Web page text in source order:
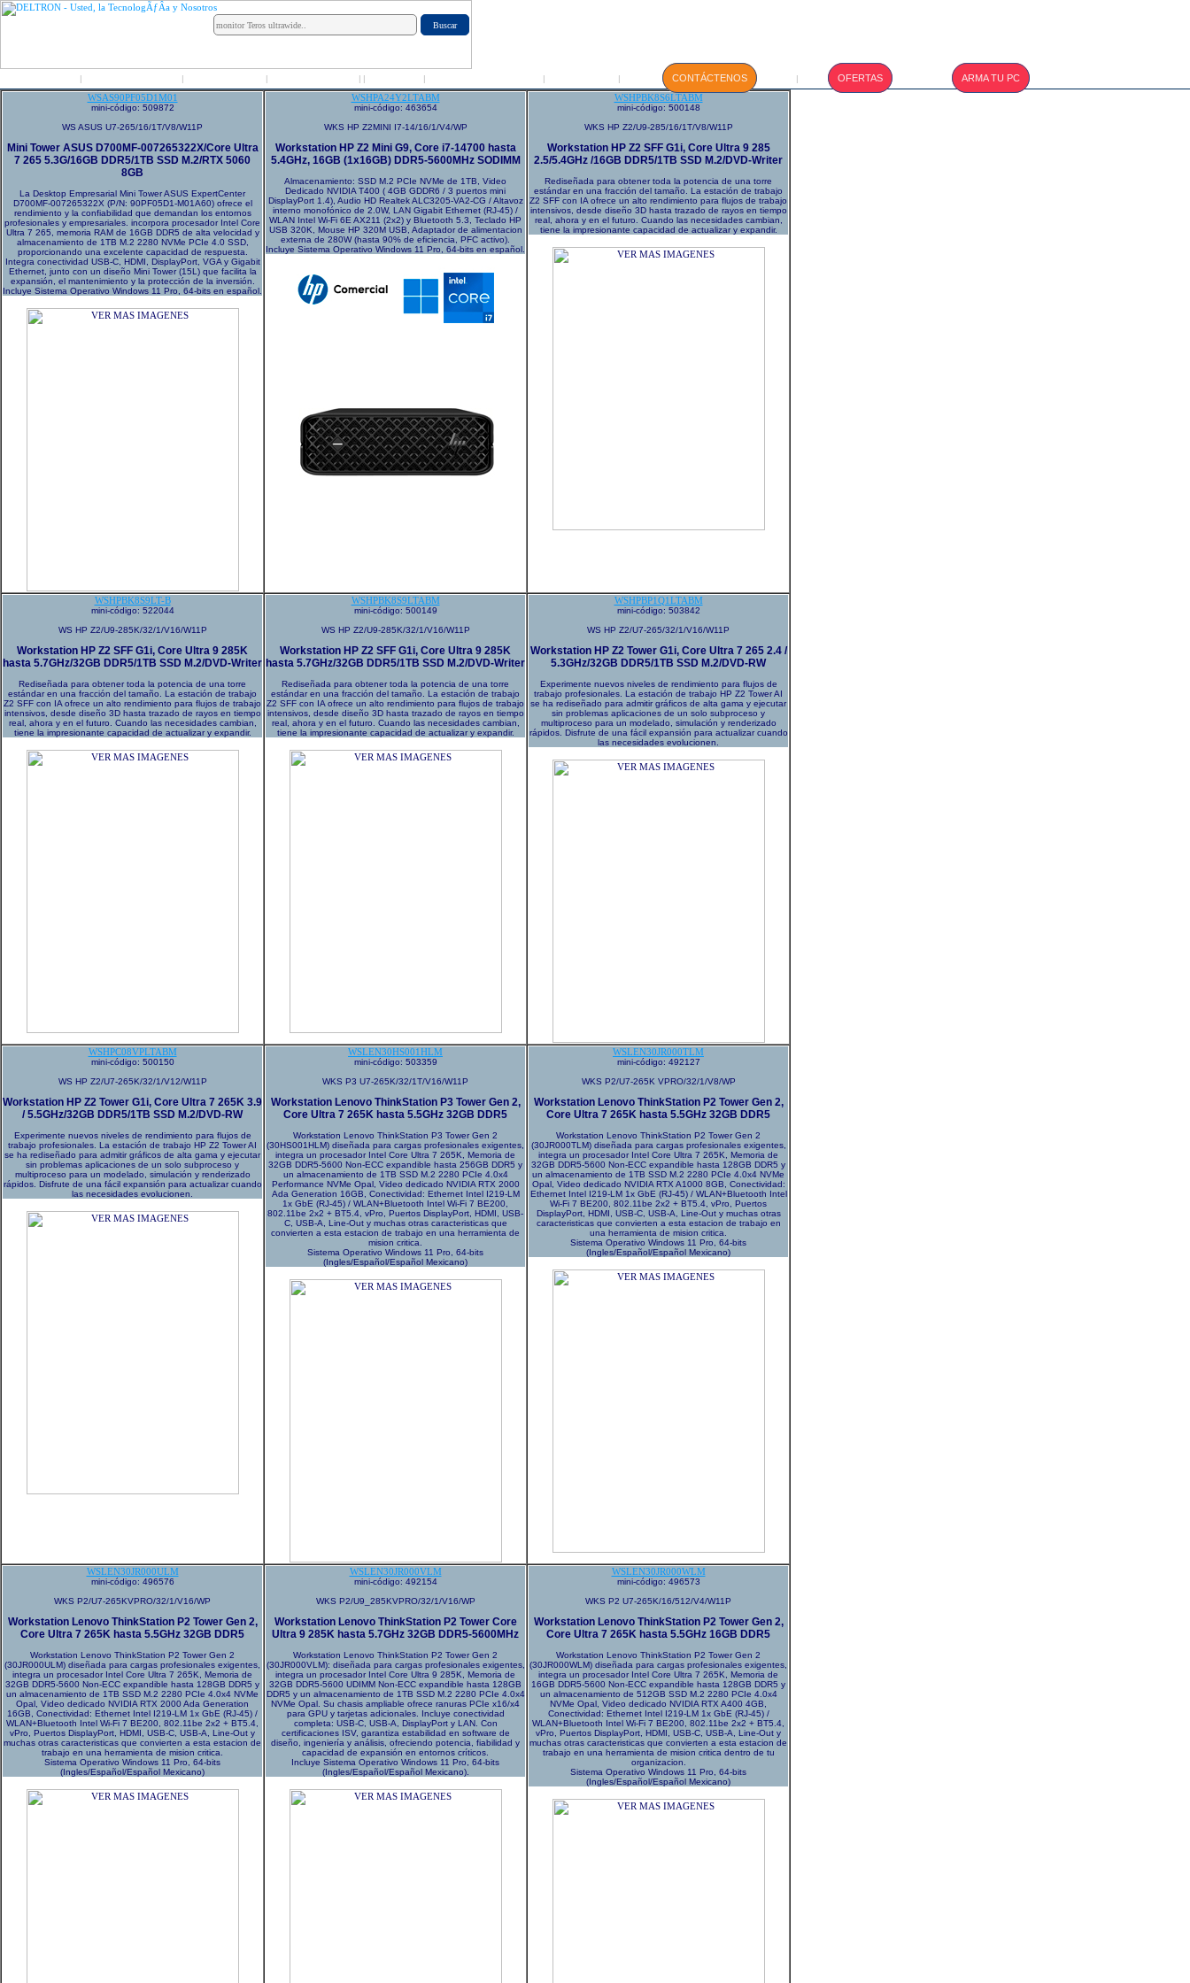
| | | | | | | | CONTÁCTENOS | OFERTAS ARMA TU PC
WSAS90PF05D1M01
mini-código: 509872
WS ASUS U7-265/16/1T/V8/W11P
Mini Tower ASUS D700MF-007265322X/Core Ultra
7 265 5.3G/16GB DDR5/1TB SSD M.2/RTX 5060
8GB
La Desktop Empresarial Mini Tower ASUS ExpertCenter
D700MF-007265322X (P/N: 90PF05D1-M01A60) ofrece el
rendimiento y la confiabilidad que demandan los entornos
profesionales y empresariales. incorpora procesador Intel Core
Ultra 7 265, memoria RAM de 16GB DDR5 de alta velocidad y
almacenamiento de 1TB M.2 2280 NVMe PCIe 4.0 SSD,
proporcionando una excelente capacidad de respuesta.
Integra conectividad USB-C, HDMI, DisplayPort, VGA y Gigabit
Ethernet, junto con un diseño Mini Tower (15L) que facilita la
expansión, el mantenimiento y la protección de la inversión.
Incluye Sistema Operativo Windows 11 Pro, 64-bits en español.
WSHPA24Y2LTABM
mini-código: 463654
WKS HP Z2MINI I7-14/16/1/V4/WP
Workstation HP Z2 Mini G9, Core i7-14700 hasta
5.4GHz, 16GB (1x16GB) DDR5-5600MHz SODIMM
Almacenamiento: SSD M.2 PCIe NVMe de 1TB, Video
Dedicado NVIDIA T400 ( 4GB GDDR6 / 3 puertos mini
DisplayPort 1.4), Audio HD Realtek ALC3205-VA2-CG / Altavoz
interno monofónico de 2.0W, LAN Gigabit Ethernet (RJ-45) /
WLAN Intel Wi-Fi 6E AX211 (2x2) y Bluetooth 5.3, Teclado HP
USB 320K, Mouse HP 320M USB, Adaptador de alimentacion
externa de 280W (hasta 90% de eficiencia, PFC activo).
Incluye Sistema Operativo Windows 11 Pro, 64-bits en español.
WSHPBK8S6LTABM
mini-código: 500148
WKS HP Z2/U9-285/16/1T/V8/W11P
Workstation HP Z2 SFF G1i, Core Ultra 9 285
2.5/5.4GHz /16GB DDR5/1TB SSD M.2/DVD-Writer
Rediseñada para obtener toda la potencia de una torre
estándar en una fracción del tamaño. La estación de trabajo
Z2 SFF con IA ofrece un alto rendimiento para flujos de trabajo
intensivos, desde diseño 3D hasta trazado de rayos en tiempo
real, ahora y en el futuro. Cuando las necesidades cambian,
tiene la impresionante capacidad de actualizar y expandir.
WSHPBK8S9LT-B
mini-código: 522044
WS HP Z2/U9-285K/32/1/V16/W11P
Workstation HP Z2 SFF G1i, Core Ultra 9 285K
hasta 5.7GHz/32GB DDR5/1TB SSD M.2/DVD-Writer
Rediseñada para obtener toda la potencia de una torre
estándar en una fracción del tamaño. La estación de trabajo
Z2 SFF con IA ofrece un alto rendimiento para flujos de trabajo
intensivos, desde diseño 3D hasta trazado de rayos en tiempo
real, ahora y en el futuro. Cuando las necesidades cambian,
tiene la impresionante capacidad de actualizar y expandir.
WSHPBK8S9LTABM
mini-código: 500149
WS HP Z2/U9-285K/32/1/V16/W11P
Workstation HP Z2 SFF G1i, Core Ultra 9 285K
hasta 5.7GHz/32GB DDR5/1TB SSD M.2/DVD-Writer
Rediseñada para obtener toda la potencia de una torre
estándar en una fracción del tamaño. La estación de trabajo
Z2 SFF con IA ofrece un alto rendimiento para flujos de trabajo
intensivos, desde diseño 3D hasta trazado de rayos en tiempo
real, ahora y en el futuro. Cuando las necesidades cambian,
tiene la impresionante capacidad de actualizar y expandir.
WSHPBP1Q1LTABM
mini-código: 503842
WS HP Z2/U7-265/32/1/V16/W11P
Workstation HP Z2 Tower G1i, Core Ultra 7 265 2.4 /
5.3GHz/32GB DDR5/1TB SSD M.2/DVD-RW
Experimente nuevos niveles de rendimiento para flujos de
trabajo profesionales. La estación de trabajo HP Z2 Tower AI
se ha rediseñado para admitir gráficos de alta gama y ejecutar
sin problemas aplicaciones de un solo subproceso y
multiproceso para un modelado, simulación y renderizado
rápidos. Disfrute de una fácil expansión para actualizar cuando
las necesidades evolucionen.
WSHPC08VPLTABM
mini-código: 500150
WS HP Z2/U7-265K/32/1/V12/W11P
Workstation HP Z2 Tower G1i, Core Ultra 7 265K 3.9
/ 5.5GHz/32GB DDR5/1TB SSD M.2/DVD-RW
Experimente nuevos niveles de rendimiento para flujos de
trabajo profesionales. La estación de trabajo HP Z2 Tower AI
se ha rediseñado para admitir gráficos de alta gama y ejecutar
sin problemas aplicaciones de un solo subproceso y
multiproceso para un modelado, simulación y renderizado
rápidos. Disfrute de una fácil expansión para actualizar cuando
las necesidades evolucionen.
WSLEN30HS001HLM
mini-código: 503359
WKS P3 U7-265K/32/1T/V16/W11P
Workstation Lenovo ThinkStation P3 Tower Gen 2,
Core Ultra 7 265K hasta 5.5GHz 32GB DDR5
Workstation Lenovo ThinkStation P3 Tower Gen 2
(30HS001HLM) diseñada para cargas profesionales exigentes,
integra un procesador Intel Core Ultra 7 265K, Memoria de
32GB DDR5-5600 Non-ECC expandible hasta 256GB DDR5 y
un almacenamiento de 1TB SSD M.2 2280 PCIe 4.0x4
Performance NVMe Opal, Video dedicado NVIDIA RTX 2000
Ada Generation 16GB, Conectividad: Ethernet Intel I219-LM
1x GbE (RJ-45) / WLAN+Bluetooth Intel Wi-Fi 7 BE200,
802.11be 2x2 + BT5.4, vPro, Puertos DisplayPort, HDMI, USB-
C, USB-A, Line-Out y muchas otras caracteristicas que
convierten a esta estacion de trabajo en una herramienta de
mision critica.
Sistema Operativo Windows 11 Pro, 64-bits
(Ingles/Español/Español Mexicano)
WSLEN30JR000TLM
mini-código: 492127
WKS P2/U7-265K VPRO/32/1/V8/WP
Workstation Lenovo ThinkStation P2 Tower Gen 2,
Core Ultra 7 265K hasta 5.5GHz 32GB DDR5
Workstation Lenovo ThinkStation P2 Tower Gen 2
(30JR000TLM) diseñada para cargas profesionales exigentes,
integra un procesador Intel Core Ultra 7 265K, Memoria de
32GB DDR5-5600 Non-ECC expandible hasta 128GB DDR5 y
un almacenamiento de 1TB SSD M.2 2280 PCIe 4.0x4 NVMe
Opal, Video dedicado NVIDIA RTX A1000 8GB, Conectividad:
Ethernet Intel I219-LM 1x GbE (RJ-45) / WLAN+Bluetooth Intel
Wi-Fi 7 BE200, 802.11be 2x2 + BT5.4, vPro, Puertos
DisplayPort, HDMI, USB-C, USB-A, Line-Out y muchas otras
caracteristicas que convierten a esta estacion de trabajo en
una herramienta de mision critica.
Sistema Operativo Windows 11 Pro, 64-bits
(Ingles/Español/Español Mexicano)
WSLEN30JR000ULM
mini-código: 496576
WKS P2/U7-265KVPRO/32/1/V16/WP
Workstation Lenovo ThinkStation P2 Tower Gen 2,
Core Ultra 7 265K hasta 5.5GHz 32GB DDR5
Workstation Lenovo ThinkStation P2 Tower Gen 2
(30JR000ULM) diseñada para cargas profesionales exigentes,
integra un procesador Intel Core Ultra 7 265K, Memoria de
32GB DDR5-5600 Non-ECC expandible hasta 128GB DDR5 y
un almacenamiento de 1TB SSD M.2 2280 PCIe 4.0x4 NVMe
Opal, Video dedicado NVIDIA RTX 2000 Ada Generation
16GB, Conectividad: Ethernet Intel I219-LM 1x GbE (RJ-45) /
WLAN+Bluetooth Intel Wi-Fi 7 BE200, 802.11be 2x2 + BT5.4,
vPro, Puertos DisplayPort, HDMI, USB-C, USB-A, Line-Out y
muchas otras caracteristicas que convierten a esta estacion de
trabajo en una herramienta de mision critica.
Sistema Operativo Windows 11 Pro, 64-bits
(Ingles/Español/Español Mexicano)
WSLEN30JR000VLM
mini-código: 492154
WKS P2/U9_285KVPRO/32/1/V16/WP
Workstation Lenovo ThinkStation P2 Tower Core
Ultra 9 285K hasta 5.7GHz 32GB DDR5-5600MHz
Workstation Lenovo ThinkStation P2 Tower Gen 2
(30JR000VLM): diseñada para cargas profesionales exigentes,
integra un procesador Intel Core Ultra 9 285K, Memoria de
32GB DDR5-5600 UDIMM Non-ECC expandible hasta 128GB
DDR5 y un almacenamiento de 1TB SSD M.2 2280 PCIe 4.0x4
NVMe Opal. Su chasis ampliable ofrece ranuras PCIe x16/x4
para GPU y tarjetas adicionales. Incluye conectividad
completa: USB-C, USB-A, DisplayPort y LAN. Con
certificaciones ISV, garantiza estabilidad en software de
diseño, ingeniería y análisis, ofreciendo potencia, fiabilidad y
capacidad de expansión en entornos críticos.
Incluye Sistema Operativo Windows 11 Pro, 64-bits
(Ingles/Español/Español Mexicano).
WSLEN30JR000WLM
mini-código: 496573
WKS P2 U7-265K/16/512/V4/W11P
Workstation Lenovo ThinkStation P2 Tower Gen 2,
Core Ultra 7 265K hasta 5.5GHz 16GB DDR5
Workstation Lenovo ThinkStation P2 Tower Gen 2
(30JR000WLM) diseñada para cargas profesionales exigentes,
integra un procesador Intel Core Ultra 7 265K, Memoria de
16GB DDR5-5600 Non-ECC expandible hasta 128GB DDR5 y
un almacenamiento de 512GB SSD M.2 2280 PCIe 4.0x4
NVMe Opal, Video dedicado NVIDIA RTX A400 4GB,
Conectividad: Ethernet Intel I219-LM 1x GbE (RJ-45) /
WLAN+Bluetooth Intel Wi-Fi 7 BE200, 802.11be 2x2 + BT5.4,
vPro, Puertos DisplayPort, HDMI, USB-C, USB-A, Line-Out y
muchas otras caracteristicas que convierten a esta estacion de
trabajo en una herramienta de mision critica dentro de tu
organizacion.
Sistema Operativo Windows 11 Pro, 64-bits
(Ingles/Español/Español Mexicano)